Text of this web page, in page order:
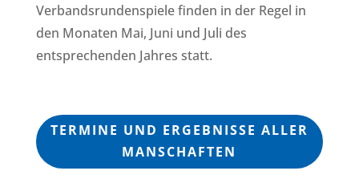
Verbandsrundenspiele finden in der Regel in
den Monaten Mai, Juni und Juli des
entsprechenden Jahres statt.
TERMINE UND ERGEBNISSE ALLER
MANSCHAFTEN